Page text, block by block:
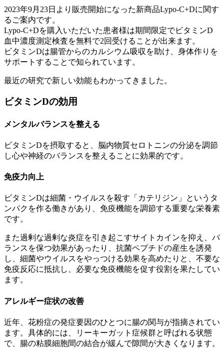
2023年9月23日より販売開始になった新商品Lypo-C+Dに関す
るご案内です。
Lypo-C+Dを購入いただいた患者様は期間限定でビタミンD
血中濃度測定検査を無料で2回受けることが出来ます。
ビタミンDは腸管からのカルシウム吸収を助け、身体作りを
サポートすることで知られています。
最近の研究で新しい効能もわかってきました。
ビタミンDの効用
メンタルバランスを整える
ビタミンDを摂取すると、脳内物質セロトニンの分泌を調節
し心や神経のバランスを整えることに効果的です。
免疫力向上
ビタミンDは細菌・ウイルスを殺す「カテリジン」というタ
ンパクを作る働きがあり、免疫機能を調節する重要な栄養素
です。
また過剰な過剰な炎症を引き起こすサイトカインを抑え、バ
ランスを保つ効果があったり、抗菌ペプチドの産生を誘発
し、細菌やウイルスをやっつける効果を高めたりと、不要な
免疫反応に抵抗し、必要な免疫機能を促す役割を果たしてい
ます。
アレルギー症状の改善
近年、花粉症の発症要因のひとつに腸の関与が指摘されてい
ます。具体的には、リーキーガット症候群と呼ばれる状態
で、腸の粘膜細胞間の結合が緩んで隙間が大きくなります。